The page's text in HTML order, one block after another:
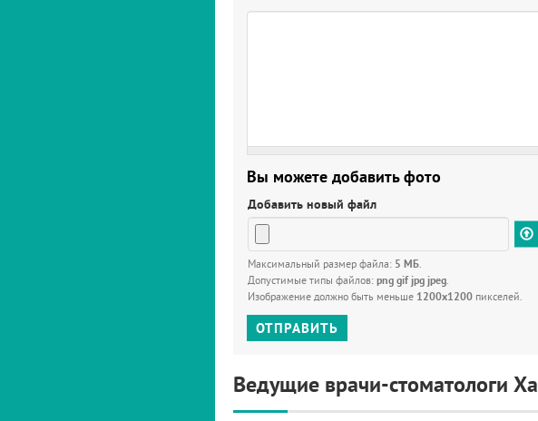
Вы можете добавить фото
Добавить новый файл
Максимальный размер файла: 5 МБ.
Допустимые типы файлов: png gif jpg jpeg.
Изображение должно быть меньше 1200x1200 пикселей.
ОТПРАВИТЬ
Ведущие врачи-стоматологи